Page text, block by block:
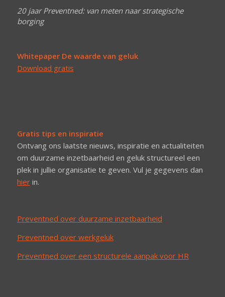
20 jaar Preventned: van meten naar strategische
borging
Whitepaper De waarde van geluk
Download gratis
Gratis tips en inspiratie
Ontvang ons laatste nieuws, inspiratie en actualiteiten
om duurzame inzetbaarheid en geluk structureel een
plek in jullie organisatie te geven. Vul je gegevens dan
hierin.
Preventned over duurzame inzetbaarheid
Preventned over werkgeluk
Preventned over een structurele aanpak voor HR